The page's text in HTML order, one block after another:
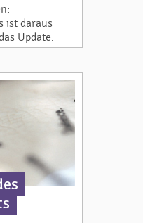
ist daraus
Update.